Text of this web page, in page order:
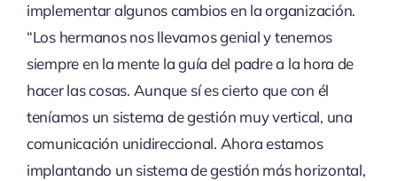
implementar algunos cambios en la organización.
“Los hermanos nos llevamos genial y tenemos
siempre en la mente la guía del padre a la hora de
hacer las cosas. Aunque sí es cierto que con él
teníamos un sistema de gestión muy vertical, una
comunicación unidireccional. Ahora estamos
implantando un sistema de gestión más horizontal,